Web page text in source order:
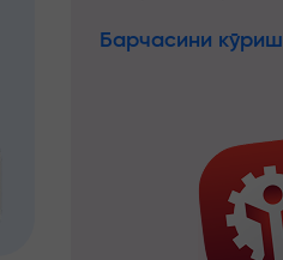
Барчасини кўриш